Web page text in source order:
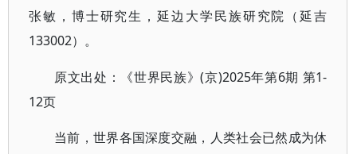
张敏，博士研究生，延边大学民族研究院（延吉
133002）。
原文出处：《世界民族》(京)2025年第6期 第1-
12页
当前，世界各国深度交融，人类社会已然成为休